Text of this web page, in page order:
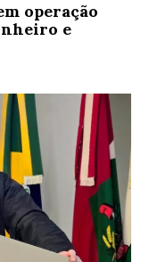
operação
e